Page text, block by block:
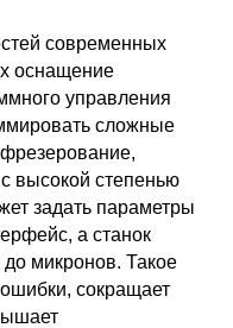
современных
оснащение
управления
сложные
высокой степенью
задать параметры
а станок
до микронов. Такое
сокращает